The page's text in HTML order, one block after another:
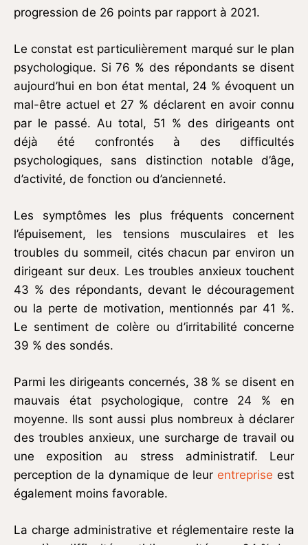
progression de 26 points par rapport à 2021.
Le constat est particulièrement marqué sur le plan
psychologique. Si 76 % des répondants se disent
aujourd’hui en bon état mental, 24 % évoquent un
mal-être actuel et 27 % déclarent en avoir connu
par le passé. Au total, 51 % des dirigeants ont
déjà été confrontés à des difficultés
psychologiques, sans distinction notable d’âge,
d’activité, de fonction ou d’ancienneté.
Les symptômes les plus fréquents concernent
l’épuisement, les tensions musculaires et les
troubles du sommeil, cités chacun par environ un
dirigeant sur deux. Les troubles anxieux touchent
43 % des répondants, devant le découragement
ou la perte de motivation, mentionnés par 41 %.
Le sentiment de colère ou d’irritabilité concerne
39 % des sondés.
Parmi les dirigeants concernés, 38 % se disent en
mauvais état psychologique, contre 24 % en
moyenne. Ils sont aussi plus nombreux à déclarer
des troubles anxieux, une surcharge de travail ou
une exposition au stress administratif. Leur
perception de la dynamique de leur entreprise est
également moins favorable.
La charge administrative et réglementaire reste la